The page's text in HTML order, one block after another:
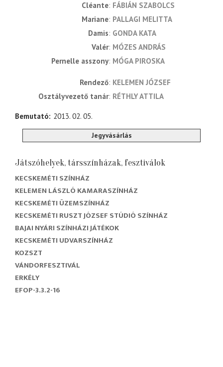
Cléante FÁBIÁN SZABOLCS
Mariane PALLAGI MELITTA
Damis GONDA KATA
Valér MÓZES ANDRÁS
Pernelle asszony MÓGA PIROSKA
rendező KELEMEN JÓZSEF
osztályvezető tanár RÉTHLY ATTILA
Bemutató 2013. 02. 05.
Jegyvásárlás
Játszóhelyek, társszínházak, fesztiválok
KECSKEMÉTI SZÍNHÁZ
KELEMEN LÁSZLÓ KAMARASZÍNHÁZ
KECSKEMÉTI ÜZEMSZÍNHÁZ
KECSKEMÉTI RUSZT JÓZSEF STÚDIÓ SZÍNHÁZ
BAJAI NYÁRI SZÍNHÁZI JÁTÉKOK
KECSKEMÉTI UDVARSZÍNHÁZ
KOZSZT
VÁNDORFESZTIVÁL
ERKÉLY
EFOP-3.3.2-16